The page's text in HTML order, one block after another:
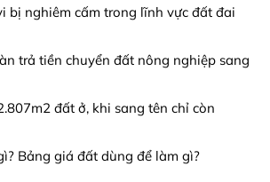
bị nghiêm cấm trong lĩnh vực đất đai
trả tiền chuyển đất nông nghiệp sang
đất ở, khi sang tên chỉ còn
Bảng giá đất dùng để làm gì?